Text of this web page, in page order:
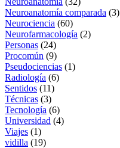
Neuroanatomía comparada (3)
Neurociencia (60)
Neurofarmacología (2)
Personas (24)
Procomún (9)
Pseudociencias (1)
Radiología (6)
Sentidos (11)
Técnicas (3)
Tecnología (6)
Universidad (4)
Viajes (1)
vidilla (19)